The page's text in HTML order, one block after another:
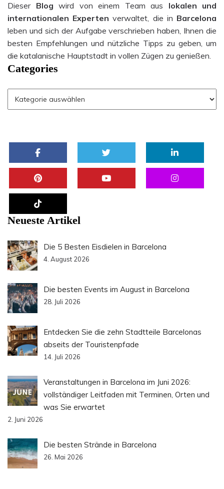
Dieser Blog wird von einem Team aus lokalen und
internationalen Experten verwaltet, die in Barcelona
leben und sich der Aufgabe verschrieben haben, Ihnen die
besten Empfehlungen und nützliche Tipps zu geben, um
die katalanische Hauptstadt in vollen Zügen zu genießen.
Categories
Neueste Artikel
Die 5 Besten Eisdielen in Barcelona
4. August 2026
Die besten Events im August in Barcelona
28. Juli 2026
Entdecken Sie die zehn Stadtteile Barcelonas
abseits der Touristenpfade
14. Juli 2026
Veranstaltungen in Barcelona im Juni 2026:
vollständiger Leitfaden mit Terminen, Orten und
was Sie erwartet
2. Juni 2026
Die besten Strände in Barcelona
26. Mai 2026